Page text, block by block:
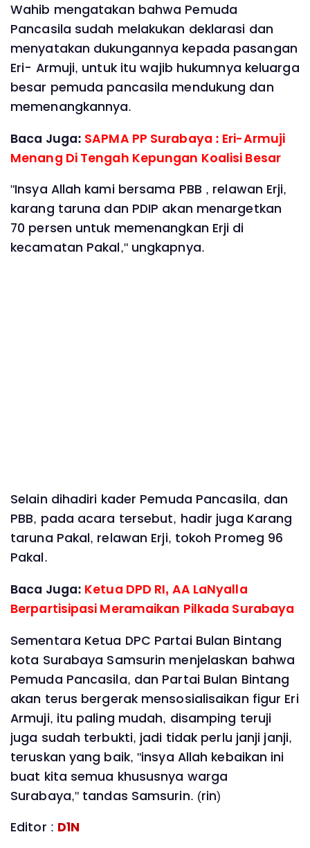
Wahib mengatakan bahwa Pemuda
Pancasila sudah melakukan deklarasi dan
menyatakan dukungannya kepada pasangan
Eri- Armuji, untuk itu wajib hukumnya keluarga
besar pemuda pancasila mendukung dan
memenangkannya.
Baca Juga: SAPMA PP Surabaya : Eri-Armuji
Menang Di Tengah Kepungan Koalisi Besar
"Insya Allah kami bersama PBB , relawan Erji,
karang taruna dan PDIP akan menargetkan
70 persen untuk memenangkan Erji di
kecamatan Pakal," ungkapnya.
Selain dihadiri kader Pemuda Pancasila, dan
PBB, pada acara tersebut, hadir juga Karang
taruna Pakal, relawan Erji, tokoh Promeg 96
Pakal.
Baca Juga: Ketua DPD RI, AA LaNyalla
Berpartisipasi Meramaikan Pilkada Surabaya
Sementara Ketua DPC Partai Bulan Bintang
kota Surabaya Samsurin menjelaskan bahwa
Pemuda Pancasila, dan Partai Bulan Bintang
akan terus bergerak mensosialisaikan figur Eri
Armuji, itu paling mudah, disamping teruji
juga sudah terbukti, jadi tidak perlu janji janji,
teruskan yang baik, "insya Allah kebaikan ini
buat kita semua khususnya warga
Surabaya," tandas Samsurin. (rin)
Editor : D1N